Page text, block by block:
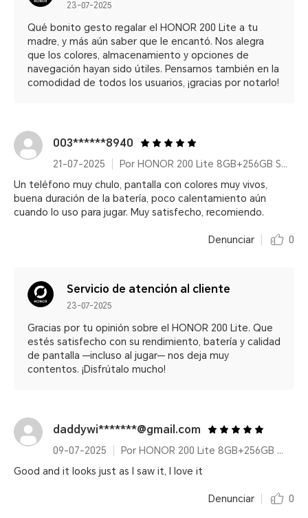
23-07-2025
Qué bonito gesto regalar el HONOR 200 Lite a tu
madre, y más aún saber que le encantó. Nos alegra
que los colores, almacenamiento y opciones de
navegación hayan sido útiles. Pensamos también en la
comodidad de todos los usuarios, ¡gracias por notarlo!
003******8940
21-07-2025
Por HONOR 200 Lite 8GB+256GB Starry Blue
Un teléfono muy chulo, pantalla con colores muy vivos,
buena duración de la batería, poco calentamiento aún
cuando lo uso para jugar. Muy satisfecho, recomiendo.
Denunciar 0
Servicio de atención al cliente
23-07-2025
Gracias por tu opinión sobre el HONOR 200 Lite. Que
estés satisfecho con su rendimiento, batería y calidad
de pantalla —incluso al jugar— nos deja muy
contentos. ¡Disfrútalo mucho!
daddywi*******@gmail.com
09-07-2025
Por HONOR 200 Lite 8GB+256GB Starry Blue
Good and it looks just as I saw it, I love it
Denunciar 0